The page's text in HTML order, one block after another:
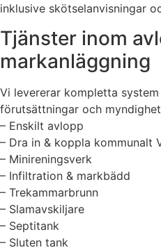
inklusive skötselanvisningar
Tjänster inom
markanläggning
Vi levererar kompletta
förutsättningar och
– Enskilt avlopp
– Dra in & koppla kommunalt
– Minireningsverk
– Infiltration & markbädd
– Trekammarbrunn
– Slamavskiljare
– Septitank
– Sluten tank